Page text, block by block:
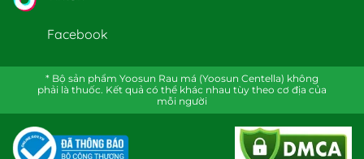
Facebook
* Bộ sản phẩm Yoosun Rau má (Yoosun Centella) không
phải là thuốc. Kết quả có thể khác nhau tùy theo cơ địa của
mỗi người